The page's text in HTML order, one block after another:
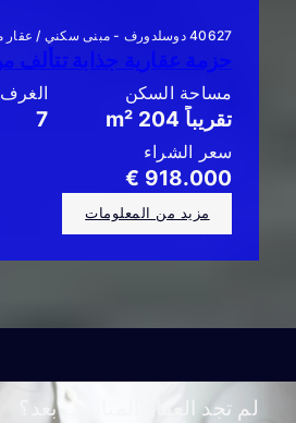
40627 دوسلدورف - مبنى سكني / عقار مدر للدخل إلى يستأجر
مساحة السكن
تقريباً 204 m²
الغرف
7
سعر الشراء
918.000 €
مزيد من المعلومات
لم تجد العقار المناسب بعد؟